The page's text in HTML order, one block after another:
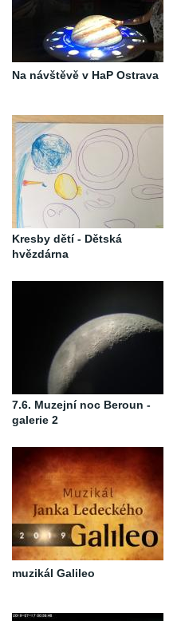
Na návštěvě v HaP Ostrava
Kresby dětí - Dětská
hvězdárna
7.6. Muzejní noc Beroun -
galerie 2
muzikál Galileo